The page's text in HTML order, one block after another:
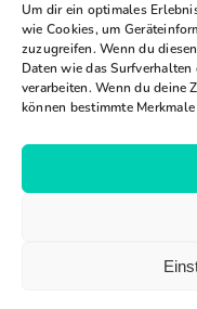
Um dir ein optimales
wie Cookies, um
zuzugreifen. Wenn du
Daten wie das
verarbeiten. Wenn du deine
können bestimmte